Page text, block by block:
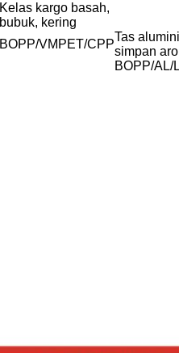
Kelas kargo basah,
bubuk, kering
BOPP/VMPET/CPP
Tas
simpan
BOPP/AL/